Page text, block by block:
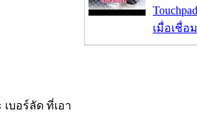
บอร์ลัด ที่เอา
เมื่อเชื่อ